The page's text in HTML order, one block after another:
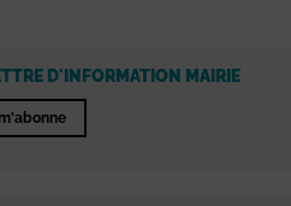
D'INFORMATION MAIRIE